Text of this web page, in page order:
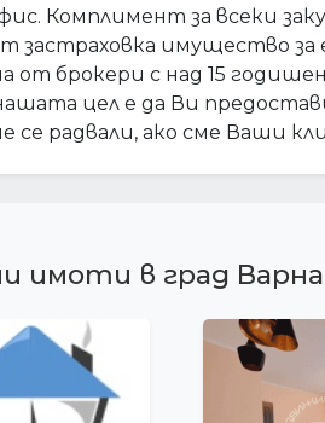
Комплимент за всеки
застраховка имущество
от брокери с над 15
цел е да Ви
се радвали, ако сме Ваши
имоти в град